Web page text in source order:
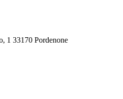
1 33170 Pordenone